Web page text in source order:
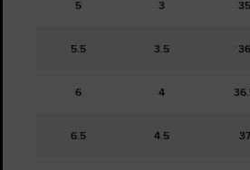
5 3 35
5.5 3.5 36
6 4
6.5 4.5 37